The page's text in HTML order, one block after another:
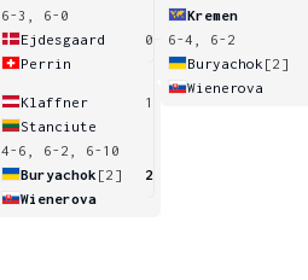
6-3, 6-0
Ejdesgaard
0
Perrin
Klaffner
1
Stanciute
4-6, 6-2, 6-10
Buryachok [2]
2
Wienerova
Kremen
6-4, 6-2
Buryachok [2]
Wienerova